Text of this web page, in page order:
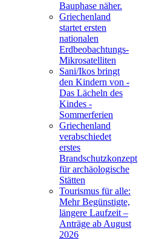
Bauphase näher.
Griechenland
startet ersten
nationalen
Erdbeobachtungs-
Mikrosatelliten
Sani/Ikos bringt
den Kindern von -
Das Lächeln des
Kindes -
Sommerferien
Griechenland
verabschiedet
erstes
Brandschutzkonzept
für archäologische
Stätten
Tourismus für alle:
Mehr Begünstigte,
längere Laufzeit –
Anträge ab August
2026